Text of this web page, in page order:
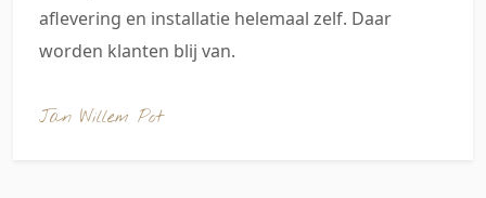
aflevering en installatie helemaal zelf. Daar
worden klanten blij van.
Jan Willem Pot